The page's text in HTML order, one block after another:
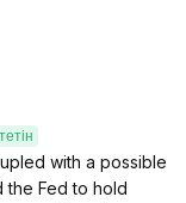
with a possible
the Fed to hold